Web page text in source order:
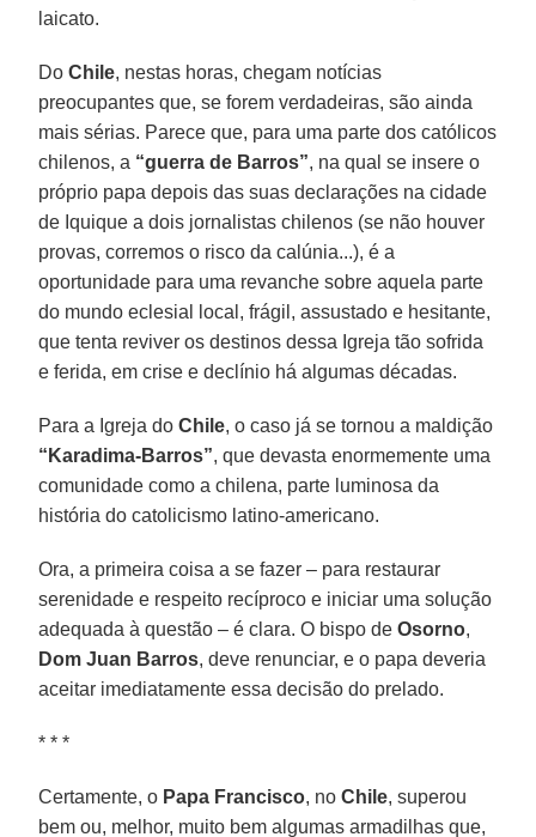
laicato.
DoChile, nestas horas, chegam notícias
preocupantes que, se forem verdadeiras, são ainda
mais sérias. Parece que, para uma parte dos católicos
chilenos, a “guerra de Barros”, na qual se insere o
próprio papa depois das suas declarações na cidade
de Iquique a dois jornalistas chilenos (se não houver
provas, corremos o risco da calúnia...), é a
oportunidade para uma revanche sobre aquela parte
do mundo eclesial local, frágil, assustado e hesitante,
que tenta reviver os destinos dessa Igreja tão sofrida
e ferida, em crise e declínio há algumas décadas.
Para a Igreja doChile, o caso já se tornou a maldição
“Karadima-Barros”, que devasta enormemente uma
comunidade como a chilena, parte luminosa da
história do catolicismo latino-americano.
Ora, a primeira coisa a se fazer – para restaurar
serenidade e respeito recíproco e iniciar uma solução
adequada à questão – é clara. O bispo deOsorno,
Dom Juan Barros, deve renunciar, e o papa deveria
aceitar imediatamente essa decisão do prelado.
* * *
Certamente, o Papa Francisco, noChile, superou
bem ou, melhor, muito bem algumas armadilhas que,